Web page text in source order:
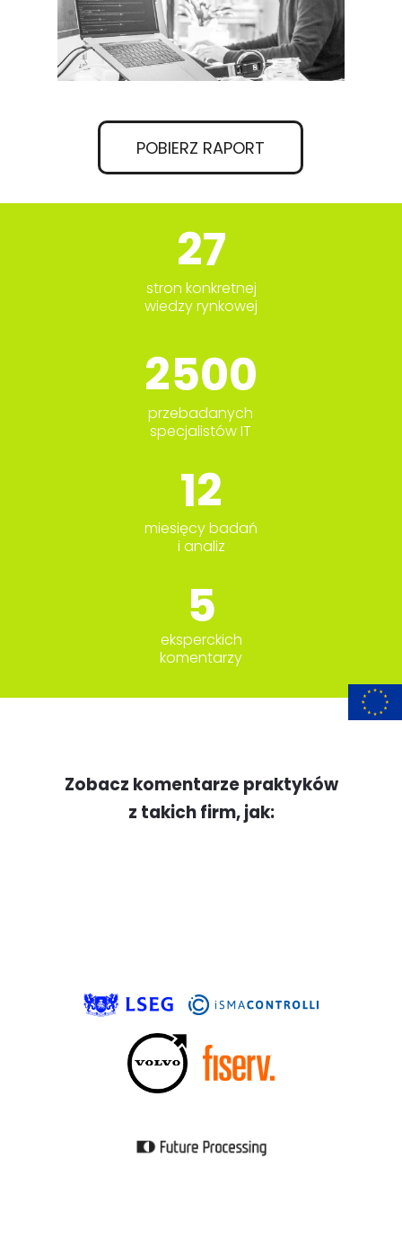
POBIERZ RAPORT
27
stron konkretnej
wiedzy rynkowej
2500
przebadanych
specjalistów IT
12
miesięcy badań
i analiz
5
eksperckich
komentarzy
Zobacz komentarze praktyków
z takich firm, jak: